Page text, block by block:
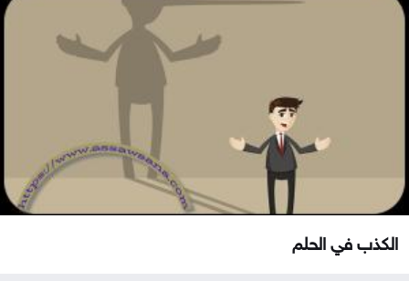
الكذب في الحلم